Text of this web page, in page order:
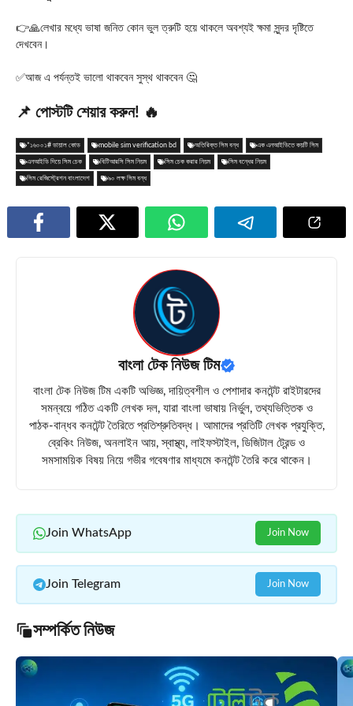
👉🙏লেখার মধ্যে ভাষা জনিত কোন ভুল ত্রুটি হয়ে থাকলে অবশ্যই ক্ষমা সুন্দর দৃষ্টিতে
দেখবেন।
✅আজ এ পর্যন্তই ভালো থাকবেন সুস্থ থাকবেন 🤔
📌 পোস্টটি শেয়ার করুন! 🔥
*১৬০০১# ডায়াল কোড mobile sim verification bd অতিরিক্ত সিম বন্ধ এক এনআইডিতে কয়টি সিম
এনআইডি দিয়ে সিম চেক বিটিআরসি সিম নিয়ম সিম চেক করার নিয়ম সিম বন্ধের নিয়ম
সিম রেজিস্ট্রেশন বাংলাদেশ ৯০ লক্ষ সিম বন্ধ
বাংলা টেক নিউজ টিম
বাংলা টেক নিউজ টিম একটি অভিজ্ঞ, দায়িত্বশীল ও পেশাদার কনটেন্ট রাইটারদের
সমন্বয়ে গঠিত একটি লেখক দল, যারা বাংলা ভাষায় নির্ভুল, তথ্যভিত্তিক ও
পাঠক-বান্ধব কনটেন্ট তৈরিতে প্রতিশ্রুতিবদ্ধ। আমাদের প্রতিটি লেখক প্রযুক্তি,
ব্রেকিং নিউজ, অনলাইন আয়, স্বাস্থ্য, লাইফস্টাইল, ডিজিটাল ট্রেন্ড ও
সমসাময়িক বিষয় নিয়ে গভীর গবেষণার মাধ্যমে কনটেন্ট তৈরি করে থাকেন।
Join WhatsApp Join Now
Join Telegram Join Now
সম্পর্কিত নিউজ